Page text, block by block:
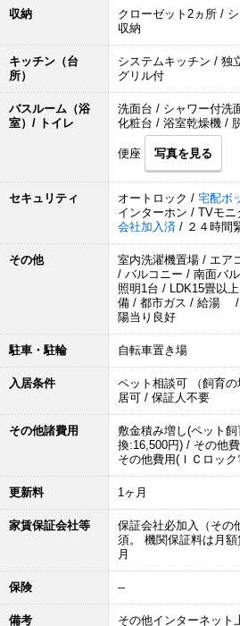
収納
クローゼット2ヵ所 /
収納
キッチン（台
所）
システムキッチン / 独
グリル付
バスルーム（浴
室）/ トイレ
洗面台 / シャワー付洗
化粧台 / 浴室乾燥機 /
便座 写真を見る
セキュリティ オートロック / 宅配ボ
インターホン / TVモ
会社加入済 / ２４時間
その他
室内洗濯機置場 / エア
/ バルコニー / 南面バ
照明1台 / LDK15畳以
備 / 都市ガス / 給湯 /
陽当り良好
駐車・駐輪 自転車置き場
入居条件
ペット相談可 （飼育
居可 / 保証人不要
その他諸費用
敷金積み増し(ペット
換:16,500円) / その他
その他費用(ＩＣロッ
更新料 1ヶ月
家賃保証会社等
保証会社必加入（そ
須。 機関保証料は月
月
保険 --
備考
その他インターネット